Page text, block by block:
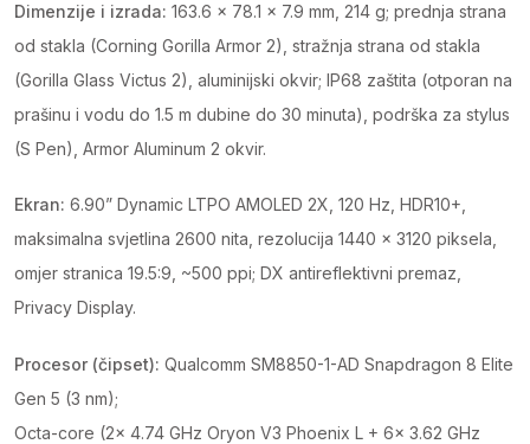
Dimenzije i izrada: 163.6 × 78.1 × 7.9 mm, 214 g; prednja strana
od stakla (Corning Gorilla Armor 2), stražnja strana od stakla
(Gorilla Glass Victus 2), aluminijski okvir; IP68 zaštita (otporan na
prašinu i vodu do 1.5 m dubine do 30 minuta), podrška za stylus
(S Pen), Armor Aluminum 2 okvir.
Ekran: 6.90” Dynamic LTPO AMOLED 2X, 120 Hz, HDR10+,
maksimalna svjetlina 2600 nita, rezolucija 1440 × 3120 piksela,
omjer stranica 19.5:9, ~500 ppi; DX antireflektivni premaz,
Privacy Display.
Procesor (čipset): Qualcomm SM8850-1-AD Snapdragon 8 Elite
Gen 5 (3 nm);
Octa-core (2× 4.74 GHz Oryon V3 Phoenix L + 6× 3.62 GHz